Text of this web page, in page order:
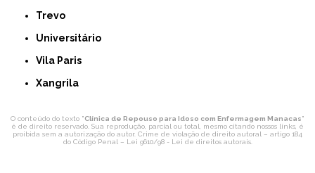
Trevo
Universitário
Vila Paris
Xangrila
O conteúdo do texto "Clínica de Repouso para Idoso com Enfermagem Manacas"
é de direito reservado. Sua reprodução, parcial ou total, mesmo citando nossos links, é
proibida sem a autorização do autor. Crime de violação de direito autoral – artigo 184
do Código Penal – Lei 9610/98 - Lei de direitos autorais.